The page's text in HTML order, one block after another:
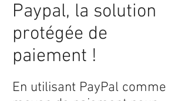
Paypal, la solution
protégée de
paiement !
En utilisant PayPal comme